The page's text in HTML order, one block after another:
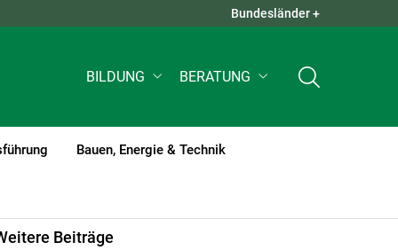
QUICK LINKS +
Bundesländer +
BILDUNG BERATUNG
Bauen, Energie & Technik
Beiträge